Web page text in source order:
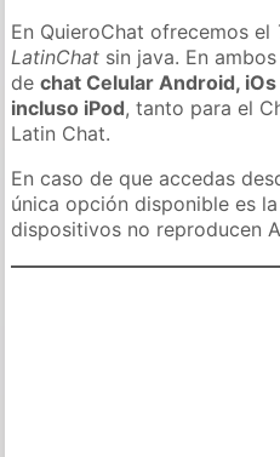
En QuieroChat ofrecemos el
LatinChat sin java. En
dechat Celular Android, iOs
incluso iPod, tanto para el
Latin Chat.
En caso de que accedas
única opción disponible es
dispositivos no reproducen